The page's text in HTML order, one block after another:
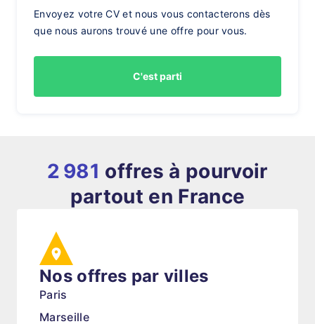
Envoyez votre CV et nous vous contacterons dès
que nous aurons trouvé une offre pour vous.
C'est parti
2 981 offres à pourvoir
partout en France
Nos offres par villes
Paris
Marseille